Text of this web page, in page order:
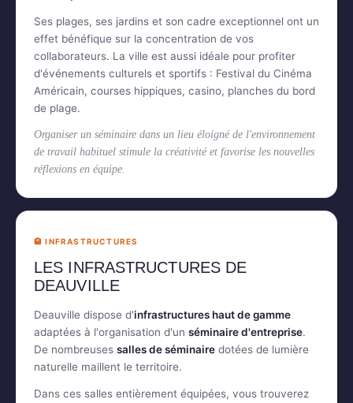
Ses plages, ses jardins et son cadre exceptionnel ont un
effet bénéfique sur la concentration de vos
collaborateurs. La ville est aussi idéale pour profiter
d'événements culturels et sportifs : Festival du Cinéma
Américain, courses hippiques, casino, planches du bord
de plage.
Organiser un séminaire dans un lieu éloigné de l'environnement
de travail habituel stimule la créativité et favorise les nouvelles
réflexions en équipe.
🏨 INFRASTRUCTURES
LES INFRASTRUCTURES DE
DEAUVILLE
Deauville dispose d'infrastructures haut de gamme
adaptées à l'organisation d'un séminaire d'entreprise.
De nombreuses salles de séminaire dotées de lumière
naturelle maillent le territoire.
Dans ces salles entièrement équipées, vous trouverez